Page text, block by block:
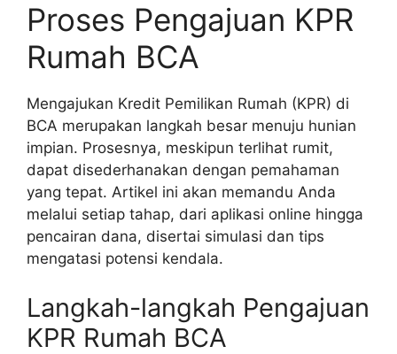
Proses Pengajuan KPR
Rumah BCA
Mengajukan Kredit Pemilikan Rumah (KPR) di
BCA merupakan langkah besar menuju hunian
impian. Prosesnya, meskipun terlihat rumit,
dapat disederhanakan dengan pemahaman
yang tepat. Artikel ini akan memandu Anda
melalui setiap tahap, dari aplikasi online hingga
pencairan dana, disertai simulasi dan tips
mengatasi potensi kendala.
Langkah-langkah Pengajuan
KPR Rumah BCA